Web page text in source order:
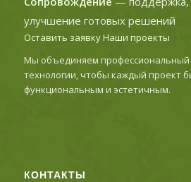
улучшение готовых решений
Оставить заявкуНаши проекты
Мы объединяем
технологии, чтобы каждый проект
функциональным и эстетичным.
КОНТАКТЫ